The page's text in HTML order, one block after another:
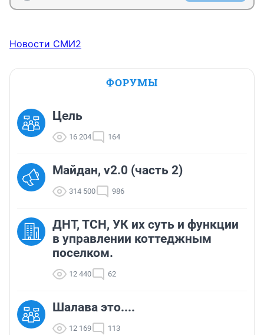
Новости СМИ2
ФОРУМЫ
Цель
16 204 164
Майдан, v2.0 (часть 2)
314 500 986
ДНТ, ТСН, УК их суть и функции
в управлении коттеджным
поселком.
12 440 62
Шалава это....
12 169 113